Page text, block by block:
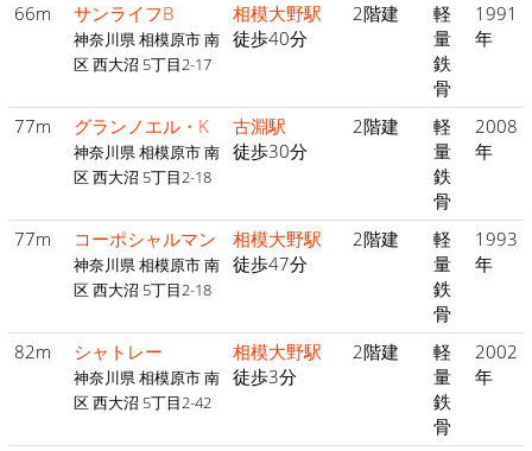
66m サンライフB
神奈川県 相模原市 南
区 西大沼 5丁目2-17
相模大野駅
徒歩40分
2階建
軽
量
鉄
骨
1991
年
77m グランノエル・K
神奈川県 相模原市 南
区 西大沼 5丁目2-18
古淵駅
徒歩30分
2階建
軽
量
鉄
骨
2008
年
77m コーポシャルマン
神奈川県 相模原市 南
区 西大沼 5丁目2-18
相模大野駅
徒歩47分
2階建
軽
量
鉄
骨
1993
年
82m シャトレー
神奈川県 相模原市 南
区 西大沼 5丁目2-42
相模大野駅
徒歩3分
2階建
軽
量
鉄
骨
2002
年